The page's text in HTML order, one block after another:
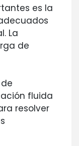
es la
La
de
fluida
resolver